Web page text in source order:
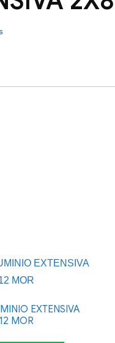
EXTENSIVA
MOR